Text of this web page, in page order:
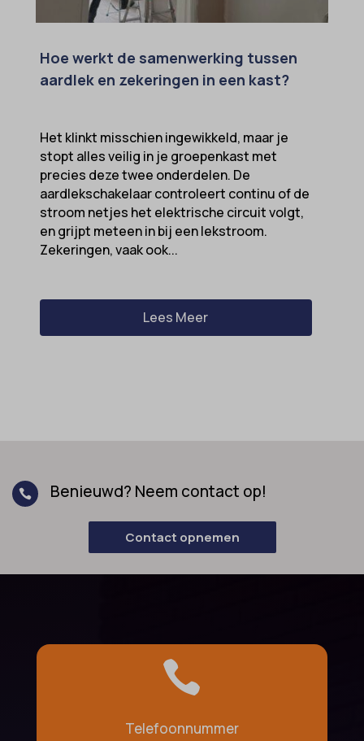
Hoe werkt de samenwerking tussen
aardlek en zekeringen in een kast?
Het klinkt misschien ingewikkeld, maar je
stopt alles veilig in je groepenkast met
precies deze twee onderdelen. De
aardlekschakelaar controleert continu of de
stroom netjes het elektrische circuit volgt,
en grijpt meteen in bij een lekstroom.
Zekeringen, vaak ook...
Lees Meer
 Benieuwd? Neem contact op!
Contact opnemen

Telefoonnummer